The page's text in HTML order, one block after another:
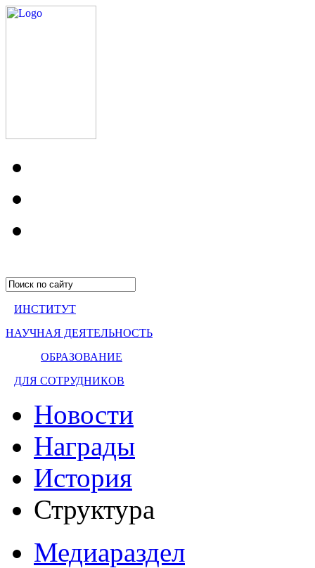
ИНСТИТУТ
НАУЧНАЯ ДЕЯТЕЛЬНОСТЬ
ОБРАЗОВАНИЕ
ДЛЯ СОТРУДНИКОВ
Новости
Награды
История
Структура
Медиараздел